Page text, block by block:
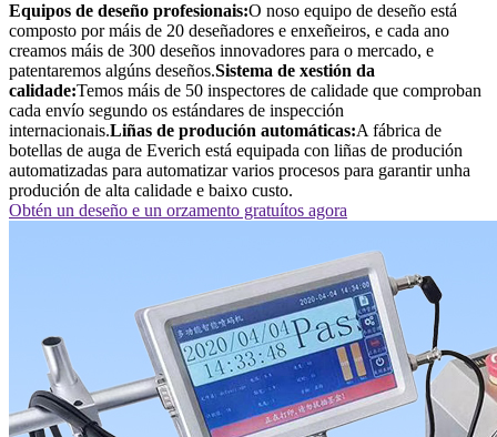
Equipos de deseño profesionais:O noso equipo de deseño está
composto por máis de 20 deseñadores e enxeñeiros, e cada ano
creamos máis de 300 deseños innovadores para o mercado, e
patentaremos algúns deseños.Sistema de xestión da
calidade:Temos máis de 50 inspectores de calidade que comproban
cada envío segundo os estándares de inspección
internacionais.Liñas de produción automáticas:A fábrica de
botellas de auga de Everich está equipada con liñas de produción
automatizadas para automatizar varios procesos para garantir unha
produción de alta calidade e baixo custo.
Obtén un deseño e un orzamento gratuítos agora